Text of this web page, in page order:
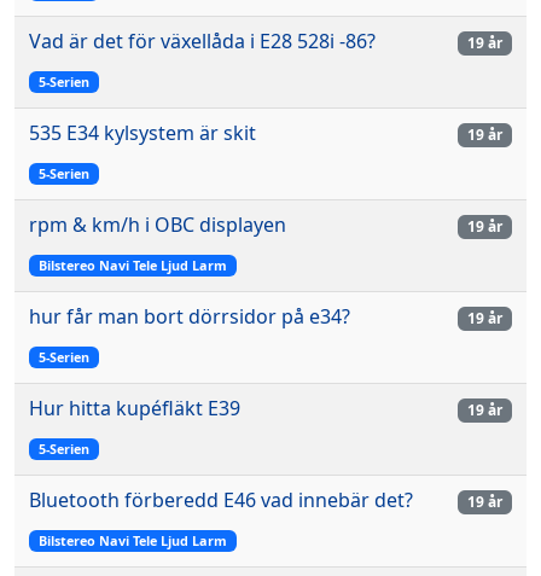
Vad är det för växellåda i E28 528i -86?
5-Serien
19 år
535 E34 kylsystem är skit
5-Serien
19 år
rpm & km/h i OBC displayen
Bilstereo Navi Tele Ljud Larm
19 år
hur får man bort dörrsidor på e34?
5-Serien
19 år
Hur hitta kupéfläkt E39
5-Serien
19 år
Bluetooth förberedd E46 vad innebär det?
Bilstereo Navi Tele Ljud Larm
19 år